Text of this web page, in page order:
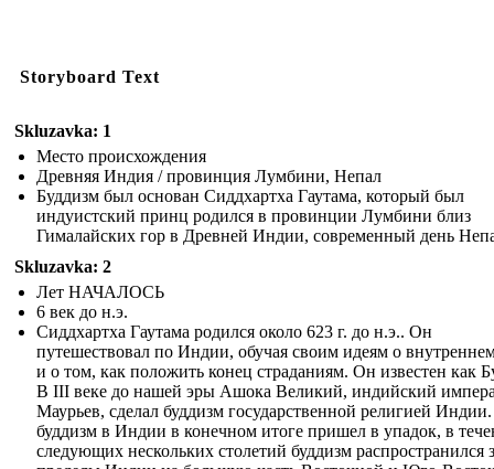
Storyboard Text
Skluzavka: 1
Место происхождения
Древняя Индия / провинция Лумбини, Непал
Буддизм был основан Сиддхартха Гаутама, который был
индуистский принц родился в провинции Лумбини близ
Гималайских гор в Древней Индии, современный день
Skluzavka: 2
Лет НАЧАЛОСЬ
6 век до н.э.
Сиддхартха Гаутама родился около 623 г. до н.э.. Он
путешествовал по Индии, обучая своим идеям о
и о том, как положить конец страданиям. Он известен как
В III веке до нашей эры Ашока Великий, индийский
Маурьев, сделал буддизм государственной религией
буддизм в Индии в конечном итоге пришел в упадок, в
следующих нескольких столетий буддизм распространился